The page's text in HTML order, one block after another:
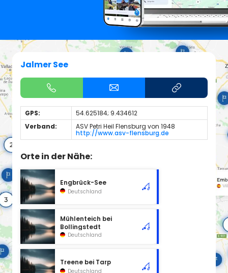
Jalmer See
GPS:
54.625184; 9.434612
Verband:
ASV Petri Heil Flensburg von 1948
http://www.asv-flensburg.de
Orte in der Nähe:
Engbrück-See
Deutschland
Mühlenteich bei
Bollingstedt
Deutschland
Treene bei Tarp
Deutschland